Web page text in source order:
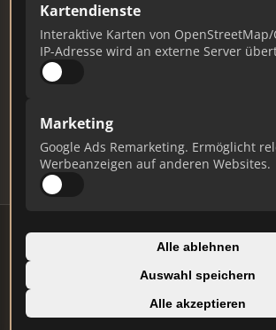
Kartendienste
Interaktive Karten von OpenStreetMap/
IP-Adresse wird an externe Server
Marketing
Google Ads Remarketing. Ermöglicht
Werbeanzeigen auf anderen Websites.
Alle ablehnen
Auswahl speichern
Alle akzeptieren
Ist das Ihr Unternehmen?
Verifizieren Sie Ihr Profil, bearbeiten
Updates.
Profil beanspruchen
⭐ Etabliert